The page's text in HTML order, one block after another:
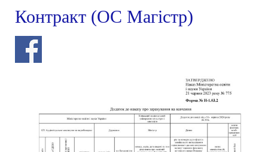
Контракт (ОС Магістр)